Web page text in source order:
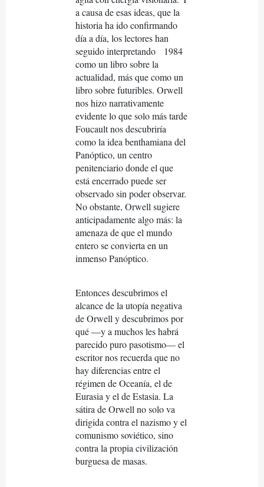
a causa de esas ideas, que la
historia ha ido confirmando
día a día, los lectores han
seguido interpretando
1984
como un libro sobre la
actualidad, más que como un
libro sobre futuribles. Orwell
nos hizo narrativamente
evidente lo que solo más tarde
Foucault nos descubriría
como la idea benthamiana del
Panóptico, un centro
penitenciario donde el que
está encerrado puede ser
observado sin poder observar.
No obstante, Orwell sugiere
anticipadamente algo más: la
amenaza de que el mundo
entero se convierta en un
inmenso Panóptico.
Entonces descubrimos el
alcance de la utopía negativa
de Orwell y descubrimos por
qué —y a muchos les habrá
parecido puro pasotismo— el
escritor nos recuerda que no
hay diferencias entre el
régimen de Oceanía, el de
Eurasia y el de Estasia. La
sátira de Orwell no solo va
dirigida contra el nazismo y el
comunismo soviético, sino
contra la propia civilización
burguesa de masas.